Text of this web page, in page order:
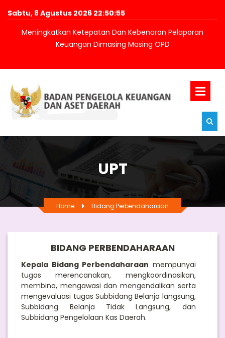
Sabtu, 8 Agustus 2026 22:50:56
Meningkatkan Ketepatan Dan Kebenaran Pelaporan
Keuangan Dimasing Masing OPD
UPT
Home Bidang Perbendaharaan
BIDANG PERBENDAHARAAN
Kepala Bidang Perbendaharaan mempunyai
tugas merencanakan, mengkoordinasikan,
membina, mengawasi dan mengendalikan serta
mengevaluasi tugas Subbidang Belanja langsung,
Subbidang Belanja Tidak Langsung, dan
Subbidang Pengelolaan Kas Daerah.